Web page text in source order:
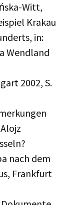
Witt,
Krakau
in:
Wendland
2002, S.
nach dem
Frankfurt